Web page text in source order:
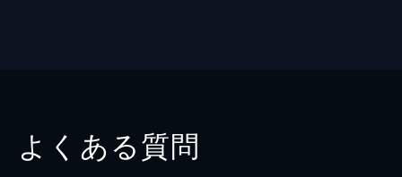
よくある質問